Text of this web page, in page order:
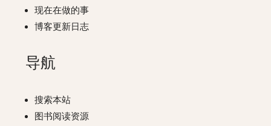
现在在做的事
博客更新日志
导航
搜索本站
图书阅读资源